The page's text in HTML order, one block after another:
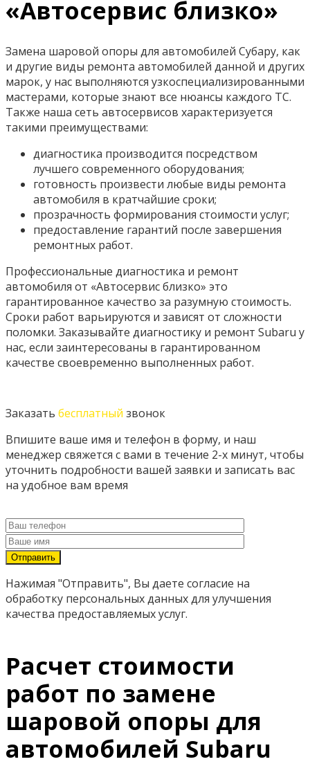
«Автосервис близко»
Замена шаровой опоры для автомобилей Субару, как
и другие виды ремонта автомобилей данной и других
марок, у нас выполняются узкоспециализированными
мастерами, которые знают все нюансы каждого ТС.
Также наша сеть автосервисов характеризуется
такими преимуществами:
диагностика производится посредством
лучшего современного оборудования;
готовность произвести любые виды ремонта
автомобиля в кратчайшие сроки;
прозрачность формирования стоимости услуг;
предоставление гарантий после завершения
ремонтных работ.
Профессиональные диагностика и ремонт
автомобиля от «Автосервис близко» это
гарантированное качество за разумную стоимость.
Сроки работ варьируются и зависят от сложности
поломки. Заказывайте диагностику и ремонт Subaru у
нас, если заинтересованы в гарантированном
качестве своевременно выполненных работ.
Заказать бесплатный звонок
Впишите ваше имя и телефон в форму, и наш
менеджер свяжется с вами в течение 2-х минут, чтобы
уточнить подробности вашей заявки и записать вас
на удобное вам время
Нажимая "Отправить", Вы даете согласие на
обработку персональных данных для улучшения
качества предоставляемых услуг.
Расчет стоимости
работ по замене
шаровой опоры для
автомобилей Subaru